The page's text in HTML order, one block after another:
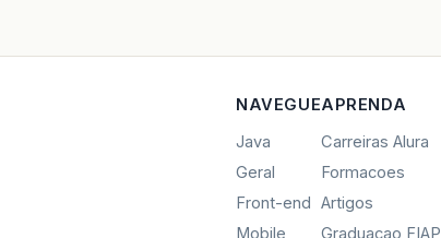
NAVEGUE
Java
Geral
Front-end
Mobile
APRENDA
Carreiras Alura
Formacoes
Artigos
Graduacao FIAP